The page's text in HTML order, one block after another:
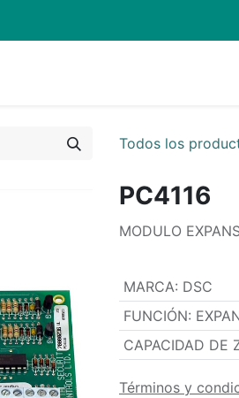
Todos los
PC4116
MODULO
MARCA: DSC
FUNCIÓN:
CAPACIDAD DE
Términos y